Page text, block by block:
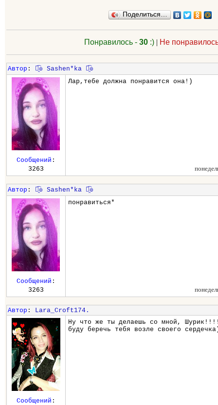
Поделиться…
Понравилось -30 :) | Не
Автор : ๏̯͡๏ Sashen*ka ๏̯͡๏
Лар,тебе должна понравится она!)
Сообщений :
3263
Автор : ๏̯͡๏ Sashen*ka ๏̯͡๏
понравиться*
Сообщений :
3263
Автор : Lara_Croft174.
Ну что же ты делаешь со мной,
буду беречь тебя возле своего
Сообщений :